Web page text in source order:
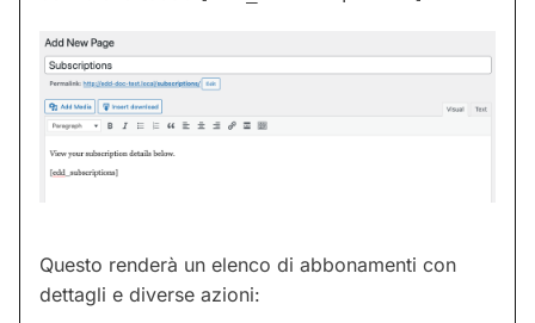
Questo renderà un elenco di abbonamenti con
dettagli e diverse azioni: